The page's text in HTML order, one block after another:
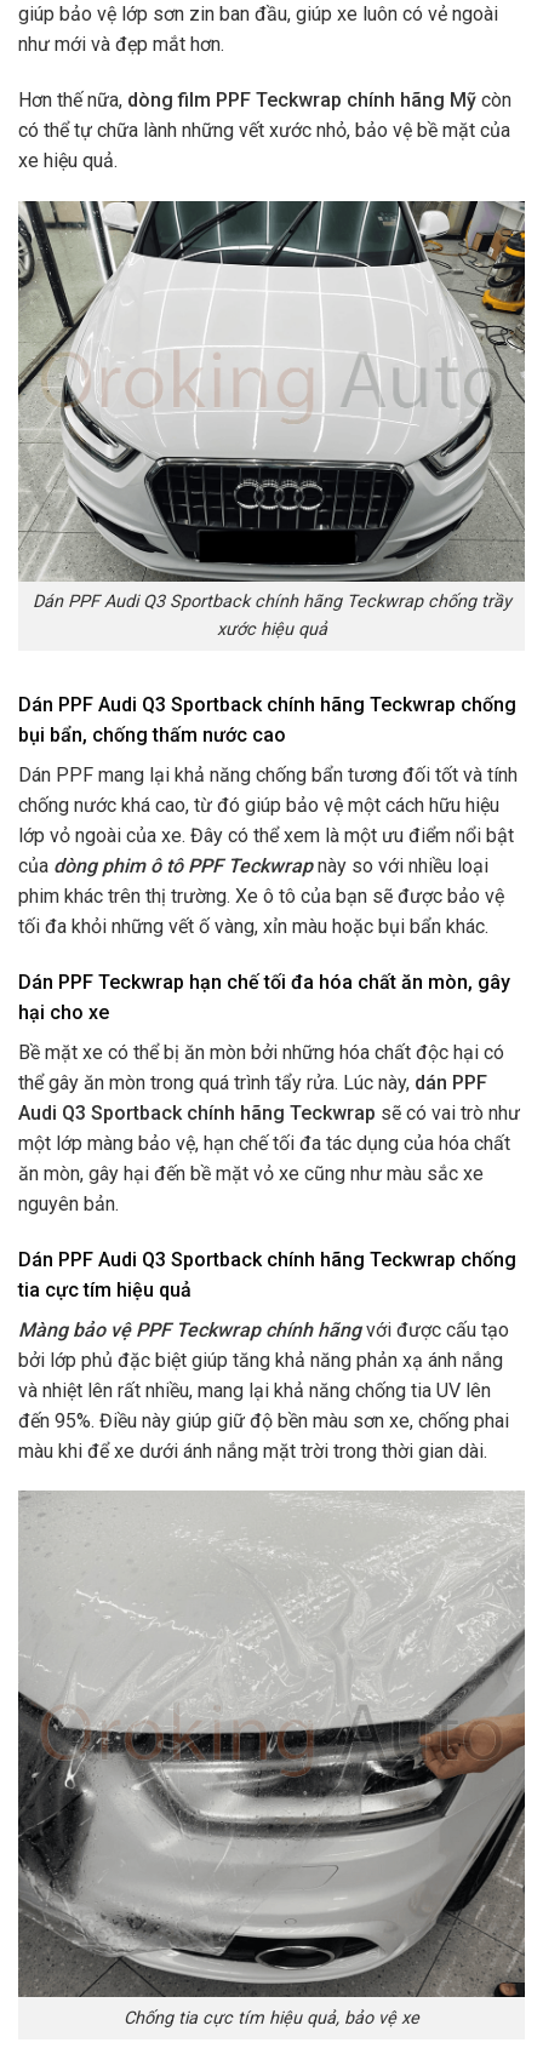
giúp bảo vệ lớp sơn zin ban đầu, giúp xe luôn có vẻ ngoài
như mới và đẹp mắt hơn.
Hơn thế nữa, dòng film PPF Teckwrap chính hãng Mỹ còn
có thể tự chữa lành những vết xước nhỏ, bảo vệ bề mặt của
xe hiệu quả.
Dán PPF Audi Q3 Sportback chính hãng Teckwrap chống trầy
xước hiệu quả
Dán PPF Audi Q3 Sportback chính hãng Teckwrap chống
bụi bẩn, chống thấm nước cao
Dán PPF mang lại khả năng chống bẩn tương đối tốt và tính
chống nước khá cao, từ đó giúp bảo vệ một cách hữu hiệu
lớp vỏ ngoài của xe. Đây có thể xem là một ưu điểm nổi bật
của dòng phim ô tô PPF Teckwrapnày so với nhiều loại
phim khác trên thị trường. Xe ô tô của bạn sẽ được bảo vệ
tối đa khỏi những vết ố vàng, xỉn màu hoặc bụi bẩn khác.
Dán PPF Teckwrap hạn chế tối đa hóa chất ăn mòn, gây
hại cho xe
Bề mặt xe có thể bị ăn mòn bởi những hóa chất độc hại có
thể gây ăn mòn trong quá trình tẩy rửa. Lúc này, dán PPF
Audi Q3 Sportback chính hãng Teckwrap sẽ có vai trò như
một lớp màng bảo vệ, hạn chế tối đa tác dụng của hóa chất
ăn mòn, gây hại đến bề mặt vỏ xe cũng như màu sắc xe
nguyên bản.
Dán PPF Audi Q3 Sportback chính hãng Teckwrap chống
tia cực tím hiệu quả
Màng bảo vệ PPF Teckwrap chính hãngvới được cấu tạo
bởi lớp phủ đặc biệt giúp tăng khả năng phản xạ ánh nắng
và nhiệt lên rất nhiều, mang lại khả năng chống tia UV lên
đến 95%. Điều này giúp giữ độ bền màu sơn xe, chống phai
màu khi để xe dưới ánh nắng mặt trời trong thời gian dài.
Chống tia cực tím hiệu quả, bảo vệ xe